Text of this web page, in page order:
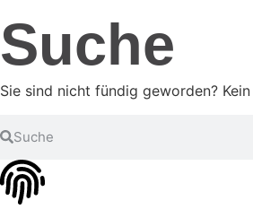
Suche
Sie sind nicht fündig geworden?